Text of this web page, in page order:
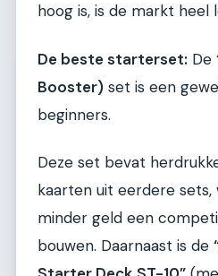
hoog is, is de markt heel
De beste starterset: De
Booster) set is een
beginners.
Deze set bevat
kaarten uit eerdere
minder geld een
bouwen. Daarnaast is de